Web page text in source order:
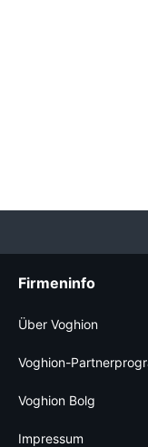
Firmeninfo
Über Voghion
Voghion-
Voghion Bolg
Impressum